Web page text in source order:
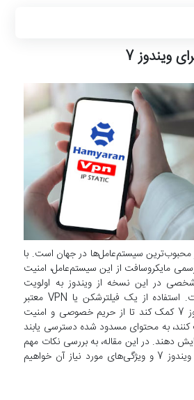
ویندوز 7
سیستم‌عامل‌ها در جهان است. با
مایکروسافت از این سیستم‌عامل، امنیت
در این نسخه از ویندوز به اولویت
بیشتری تبدیل شده است. استفاده از یک فیلترشکن یا VPN معتبر
می‌تواند به کاربران ویندوز 7 کمک کند تا از حریم خصوصی و امنیت
به محتوای مسدود شده دسترسی یابند
دهند. در این مقاله، به بررسی نکات مهم
در خرید فیلترشکن برای ویندوز 7 و ویژگی‌های مورد نیاز آن خواهیم